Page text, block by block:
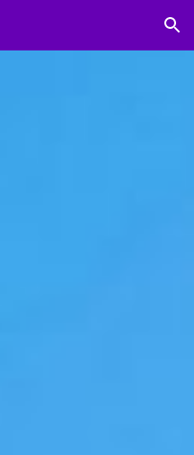
Skip to navigation